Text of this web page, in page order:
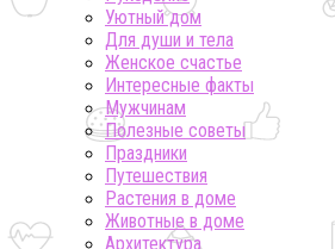
Уютный дом
Для души и тела
Женское счастье
Интересные факты
Мужчинам
Полезные советы
Праздники
Путешествия
Растения в доме
Животные в доме
Архитектура